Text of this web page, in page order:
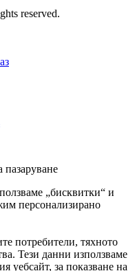
reserved.
пазаруване
„бисквитки“ и
персонализирано
потребители, тяхното
Тези данни използваме
уебсайт, за показване на